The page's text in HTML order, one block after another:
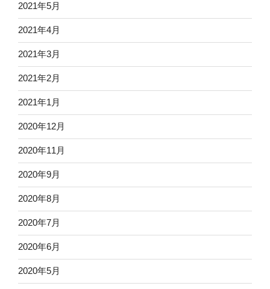
2021年5月
2021年4月
2021年3月
2021年2月
2021年1月
2020年12月
2020年11月
2020年9月
2020年8月
2020年7月
2020年6月
2020年5月